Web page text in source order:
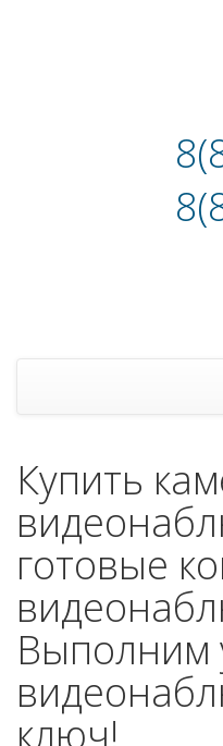
Купить
готовые
Выполним
ключ!